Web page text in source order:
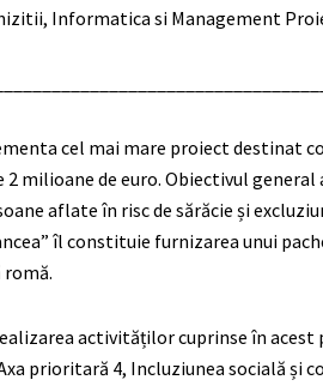
Informatica si Management
cel mai mare proiect destinat
milioane de euro. Obiectivul
aflate în risc de sărăcie și
îl constituie furnizarea unui
activităților cuprinse în
prioritară 4, Incluziunea socială și